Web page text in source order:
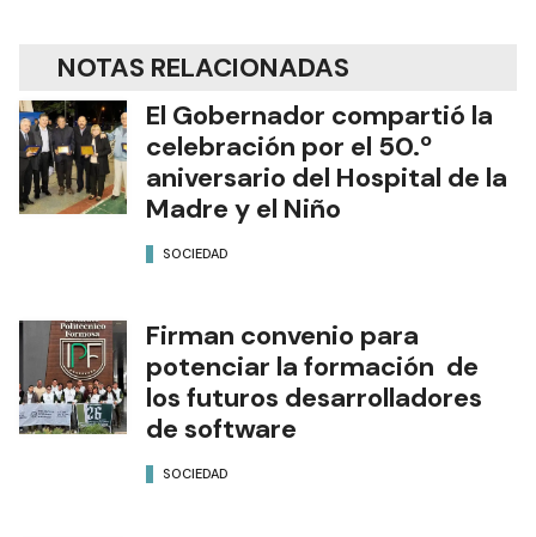
NOTAS RELACIONADAS
El Gobernador compartió la
celebración por el 50.º
aniversario del Hospital de la
Madre y el Niño
SOCIEDAD
Firman convenio para
potenciar la formación de
los futuros desarrolladores
de software
SOCIEDAD